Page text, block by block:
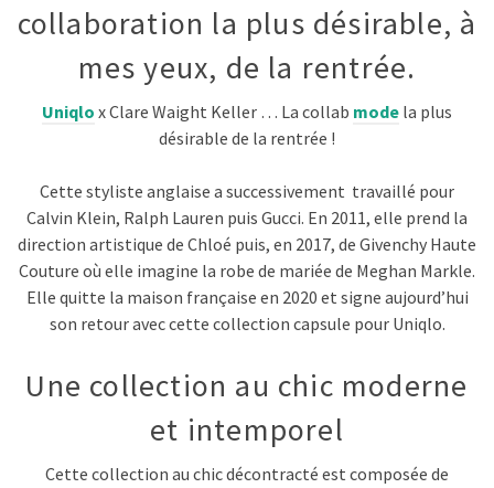
collaboration la plus désirable, à
mes yeux, de la rentrée.
Uniqlo x Clare Waight Keller … La collab mode la plus
désirable de la rentrée !
Cette styliste anglaise a successivement travaillé pour
Calvin Klein, Ralph Lauren puis Gucci. En 2011, elle prend la
direction artistique de Chloé puis, en 2017, de Givenchy Haute
Couture où elle imagine la robe de mariée de Meghan Markle.
Elle quitte la maison française en 2020 et signe aujourd’hui
son retour avec cette collection capsule pour Uniqlo.
Une collection au chic moderne
et intemporel
Cette collection au chic décontracté est composée de